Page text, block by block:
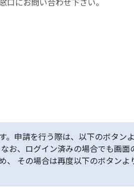
。申請を行う際は、以下のボタン
お、ログイン済みの場合でも画面
、 その場合は再度以下のボタンよ